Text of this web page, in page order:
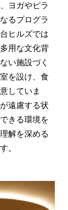
ヨガやピラ
るプログラ
ヒルズでは
用な文化背
い施設づく
を設け、食
していま
遠慮する状
きる環境を
解を深める
。